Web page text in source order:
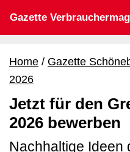
Gazette
Home Gazette
2026
Jetzt für den
2026 bewerben
Nachhaltige Ideen